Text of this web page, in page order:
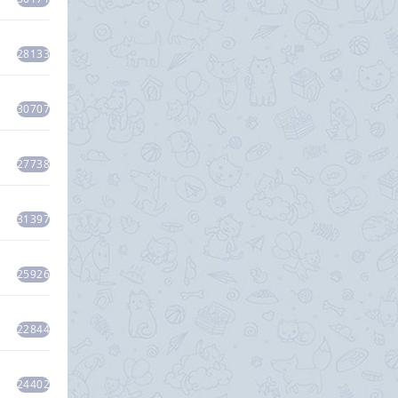
28133
30707
27738
31397
25926
22844
24402